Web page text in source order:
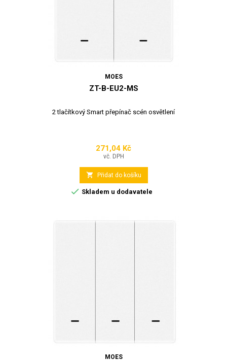
MOES
ZT-B-EU2-MS
2 tlačítkový Smart přepínač scén osvětlení
Cena
271,04 Kč
vč. DPH
 Přidat do košíku
 Skladem u dodavatele
MOES